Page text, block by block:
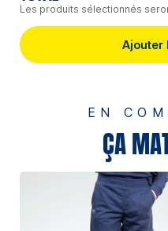
Les produits sélectionnés
Ajouter
EN
ÇA